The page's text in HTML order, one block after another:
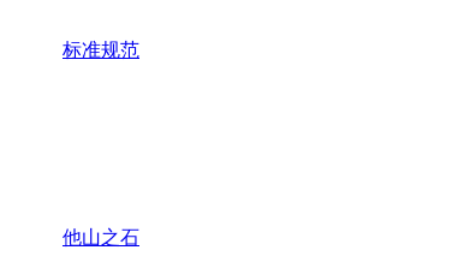
标准规范
他山之石